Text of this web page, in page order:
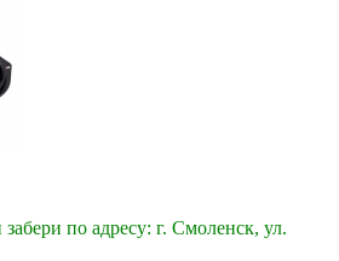
по адресу: г. Смоленск, ул.